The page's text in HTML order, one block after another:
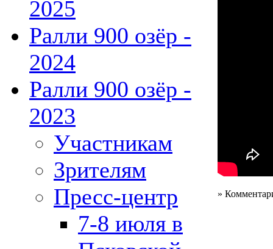
2025
Ралли 900 озёр -
2024
Ралли 900 озёр -
2023
Участникам
Зрителям
Пресс-центр
7-8 июля в
»